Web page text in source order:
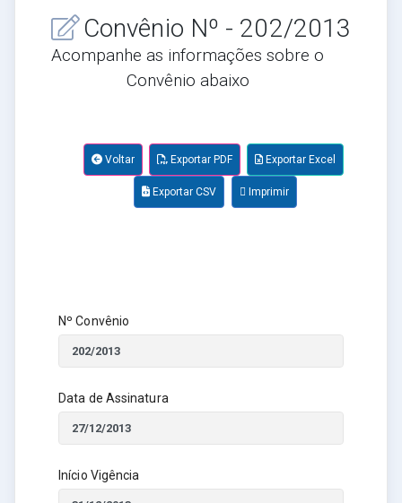
Convênio Nº - 202/2013
Acompanhe as informações sobre o
Convênio abaixo
Voltar Exportar PDF Exportar Excel
Exportar CSV Imprimir
Nº Convênio
Data de Assinatura
Início Vigência